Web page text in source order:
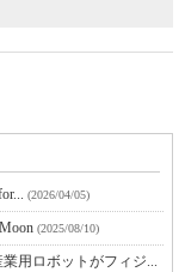
(2026/04/05)
(2025/08/10)
用ロボットがフィジ...